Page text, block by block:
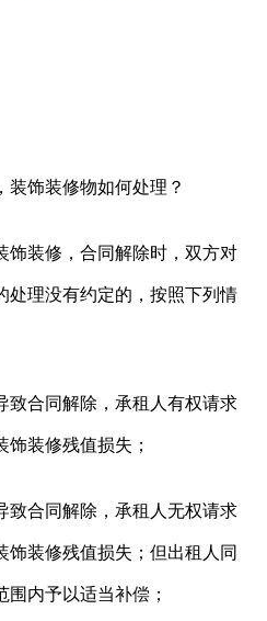
装饰装修物如何处理？
饰装修，合同解除时，双方对
处理没有约定的，按照下列情
致合同解除，承租人有权请求
装修残值损失；
致合同解除，承租人无权请求
饰装修残值损失；但出租人同
内予以适当补偿；